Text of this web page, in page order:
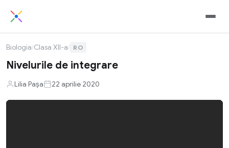
Biologia/Clasa XII-a/ RO
Nivelurile de integrare
Lilia Pașa 22 aprilie 2020